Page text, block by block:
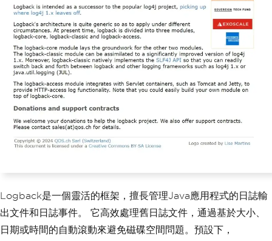
Logback是一個靈活的框架，擅長管理Java應用程式的日誌輸
出文件和日誌事件。 它高效處理舊日誌文件，通過基於大小、
日期或時間的自動滾動來避免磁碟空間問題。預設下，